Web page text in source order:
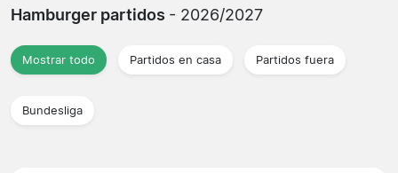
Hamburger partidos - 2026/2027
Mostrar todo Partidos en casa Partidos fuera
Bundesliga